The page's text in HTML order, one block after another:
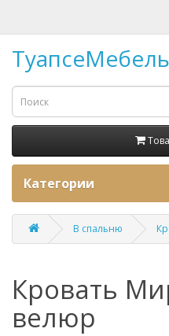
Категории
В спальню
Кровать
велюр